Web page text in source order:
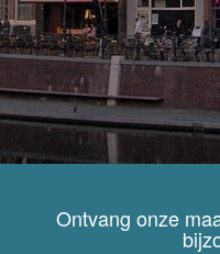
Ontvang onze